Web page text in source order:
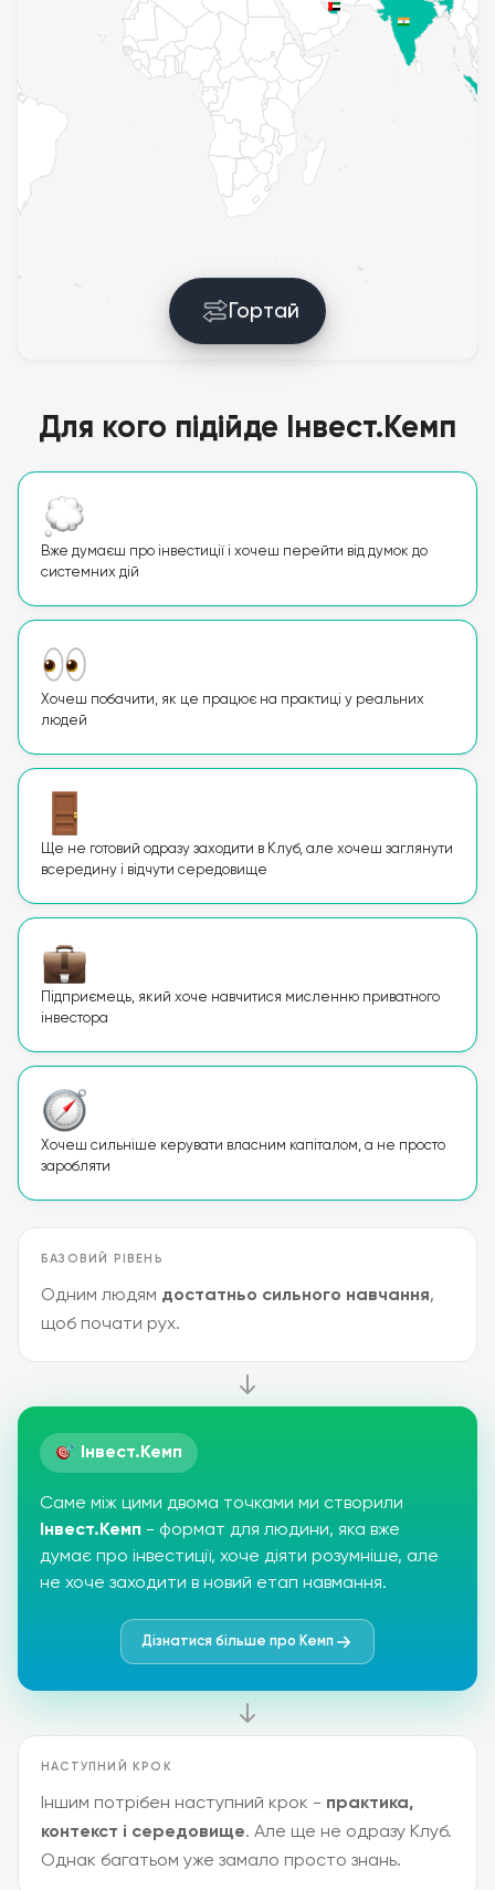
Гортай
Для кого підійде Інвест.Кемп
Вже думаєш про інвестиції і хочеш перейти від думок до
системних дій
Хочеш побачити, як це працює на практиці у реальних
людей
Ще не готовий одразу заходити в Клуб, але хочеш заглянути
всередину і відчути середовище
Підприємець, який хоче навчитися мисленню приватного
інвестора
Хочеш сильніше керувати власним капіталом, а не просто
заробляти
БАЗОВИЙ РІВЕНЬ
Одним людям достатньо сильного навчання,
щоб почати рух.
Інвест.Кемп
Саме між цими двома точками ми створили
Інвест.Кемп - формат для людини, яка вже
думає про інвестиції, хоче діяти розумніше, але
не хоче заходити в новий етап навмання.
Дізнатися більше про Кемп
НАСТУПНИЙ КРОК
Іншим потрібен наступний крок - практика,
контекст і середовище. Але ще не одразу Клуб.
Однак багатьом уже замало просто знань.